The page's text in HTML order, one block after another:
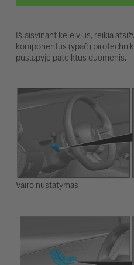
Išlaisvinant keleivius, reikia
komponentus (ypač į
puslapyje pateiktus duomenis.
Vairo nustatymas